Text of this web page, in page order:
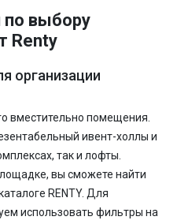
по выбору
Renty
организации
вместительно помещения.
ивент-холлы и
так и лофты.
вы сможете найти
RENTY. Для
использовать фильтры на